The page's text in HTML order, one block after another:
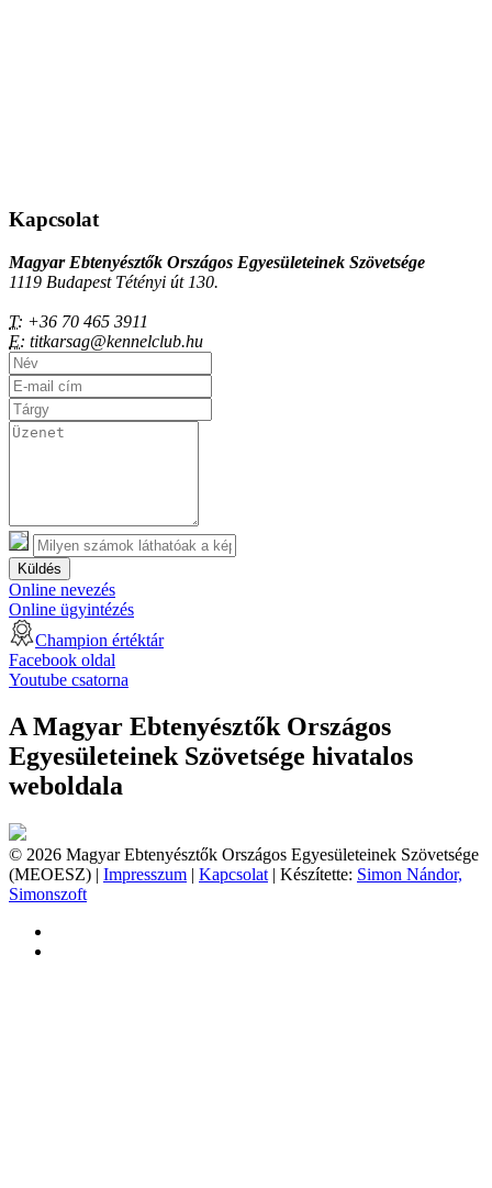
Kapcsolat
Magyar Ebtenyésztők Országos Egyesületeinek Szövetsége
1119 Budapest Tétényi út 130.
T: +36 70 465 3911
E: titkarsag@kennelclub.hu
Küldés
Online nevezés
Online ügyintézés
Champion értéktár
Facebook oldal
Youtube csatorna
A Magyar Ebtenyésztők Országos
Egyesületeinek Szövetsége hivatalos
weboldala
© 2026 Magyar Ebtenyésztők Országos Egyesületeinek Szövetsége
(MEOESZ) | Impresszum | Kapcsolat | Készítette: Simon Nándor,
Simonszoft